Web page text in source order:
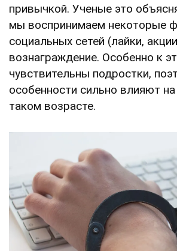
привычкой. Ученые это
мы воспринимаем некоторые
социальных сетей (лайки,
вознаграждение. Особенно к
чувствительны подростки,
особенности сильно влияют
таком возрасте.